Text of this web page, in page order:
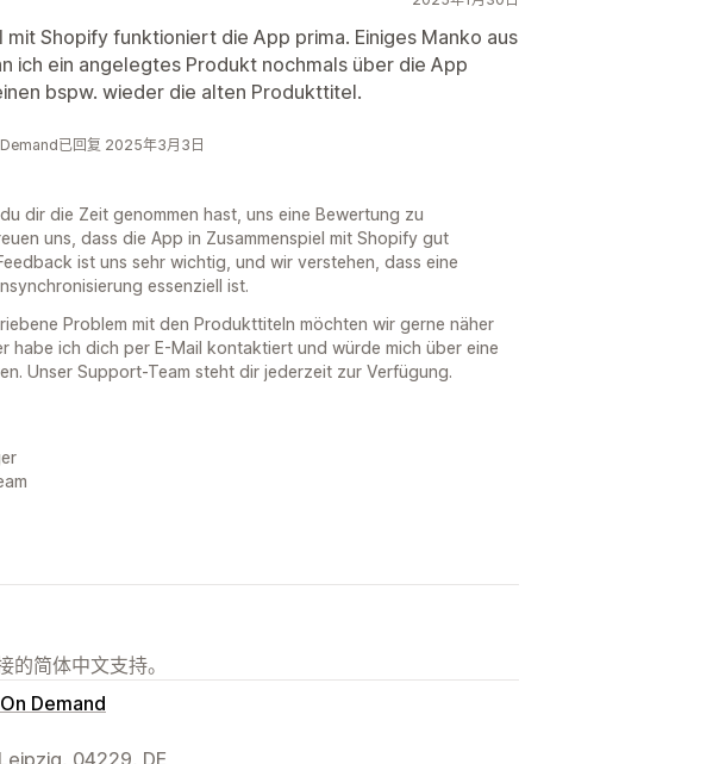
mit Shopify funktioniert die App prima. Einiges Manko aus
ich ein angelegtes Produkt nochmals über die App
bspw. wieder die alten Produkttitel.
已回复 2025年3月3日
dir die Zeit genommen hast, uns eine Bewertung zu
uns, dass die App in Zusammenspiel mit Shopify gut
ist uns sehr wichtig, und wir verstehen, dass eine
essenziell ist.
Problem mit den Produkttiteln möchten wir gerne näher
habe ich dich per E-Mail kontaktiert und würde mich über eine
Unser Support-Team steht dir jederzeit zur Verfügung.
的简体中文支持。
Demand
04229, DE